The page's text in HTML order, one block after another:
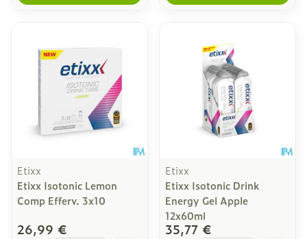
Etixx
Etixx Isotonic Lemon
Comp Efferv. 3x10
26,99 €
Etixx
Etixx Isotonic Drink
Energy Gel Apple
12x60ml
35,77 €